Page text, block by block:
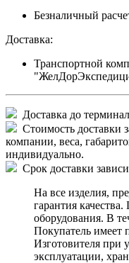
Безналичный
Доставка:
Транспортной
Доставка до
Стоимость доставки
компании, веса,
индивидуально.
Срок доставки
На все изделия,
гарантия
оборудования. В
Покупатель имеет
Изготовителя при
эксплуатации,